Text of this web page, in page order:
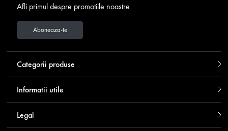
Afli primul despre promotiile noastre
Aboneaza-te
Categorii produse
Informatii utile
Legal